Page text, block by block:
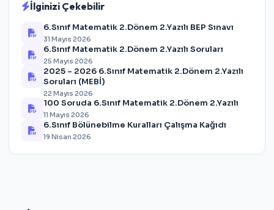
İlginizi Çekebilir
6.Sınıf Matematik 2.Dönem 2.Yazılı BEP Sınavı
31 Mayıs 2026
6.Sınıf Matematik 2.Dönem 2.Yazılı Soruları
25 Mayıs 2026
2025 – 2026 6.Sınıf Matematik 2.Dönem 2.Yazılı
Soruları (MEBİ)
22 Mayıs 2026
100 Soruda 6.Sınıf Matematik 2.Dönem 2.Yazılı
11 Mayıs 2026
6.Sınıf Bölünebilme Kuralları Çalışma Kağıdı
19 Nisan 2026